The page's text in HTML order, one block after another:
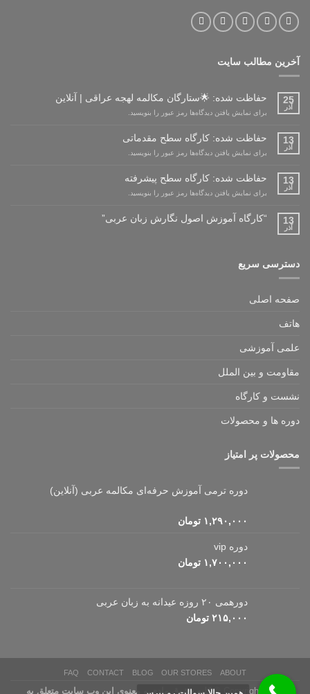
آخرین مطالب سایت
25
آذر
حفاظت شده: 🌟ستارگان مکالمه لهجه عراقی | آنلاین
برای نمایش یافتن دیدگاه‌ها رمز عبور را بنویسید.
13
آذر
حفاظت شده: کارگاه سطح مقدماتی
برای نمایش یافتن دیدگاه‌ها رمز عبور را بنویسید.
13
آذر
حفاظت شده: کارگاه سطح پیشرفته
برای نمایش یافتن دیدگاه‌ها رمز عبور را بنویسید.
13
آذر
“کارگاه آموزش اصول نگارش زبان عربی”
دسترسی سریع
صفحه اصلی
هاتف
علمی آموزشی
مقاومت و بین الملل
نشست و کارگاه
دوره ها و محصولات
محصولات پر امتیاز
دوره ترمی آموزش حرفه‌ای مکالمه عربی (آنلاین)
۱,۲۹۰,۰۰۰ تومان
دوره vip
۱,۷۰۰,۰۰۰ تومان
دورهمی ۲۰ روزه عیدانه به زبان عربی
۲۱۵,۰۰۰ تومان
ABOUT
OUR STORES
BLOG
CONTACT
FAQ
Copyright 2026 © کلیه حقوق مادی و معنوی این وب سایت متعلق به